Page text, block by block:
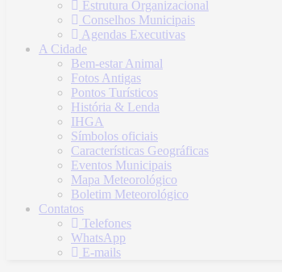
Estrutura Organizacional
Conselhos Municipais
Agendas Executivas
A Cidade
Bem-estar Animal
Fotos Antigas
Pontos Turísticos
História & Lenda
IHGA
Símbolos oficiais
Características Geográficas
Eventos Municipais
Mapa Meteorológico
Boletim Meteorológico
Contatos
Telefones
WhatsApp
E-mails